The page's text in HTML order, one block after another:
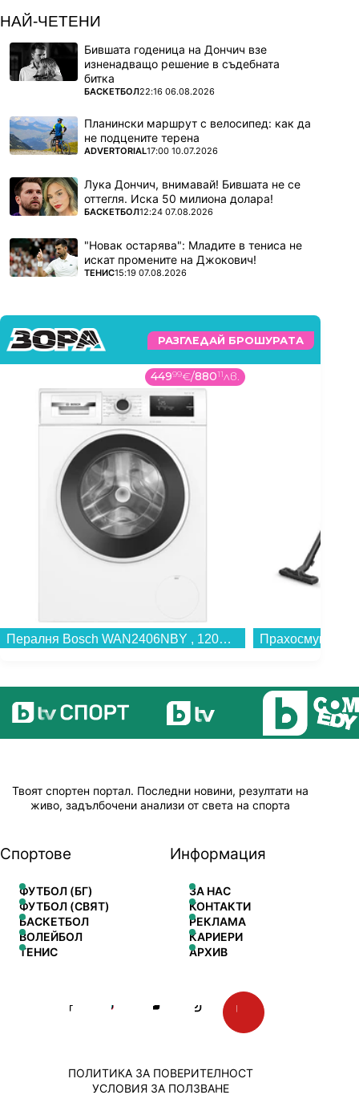
НАЙ-ЧЕТЕНИ
Бившата годеница на Дончич взе
изненадващо решение в съдебната
битка
ПОВЕЧЕ ОТ
БАСКЕТБОЛ22:16 06.08.2026
Планински маршрут с велосипед: как да
не подцените терена
ПОВЕЧЕ ОТ
ADVERTORIAL17:00 10.07.2026
Лука Дончич, внимавай! Бившата не се
оттегля. Иска 50 милиона долара!
ПОВЕЧЕ ОТ
БАСКЕТБОЛ12:24 07.08.2026
"Новак остарява": Младите в тениса не
искат промените на Джокович!
ПОВЕЧЕ ОТ
ТЕНИС15:19 07.08.2026
РАЗГЛЕДАЙ БРОШУРАТА
44999€/88011лв.
Твоят спортен портал. Последни новини, резултати на
живо, задълбочени анализи от света на спорта
Спортове
ФУТБОЛ (БГ)
ФУТБОЛ (СВЯТ)
БАСКЕТБОЛ
ВОЛЕЙБОЛ
ТЕНИС
Информация
ЗА НАС
КОНТАКТИ
РЕКЛАМА
КАРИЕРИ
АРХИВ
ПОЛИТИКА ЗА ПОВЕРИТЕЛНОСТ
УСЛОВИЯ ЗА ПОЛЗВАНЕ